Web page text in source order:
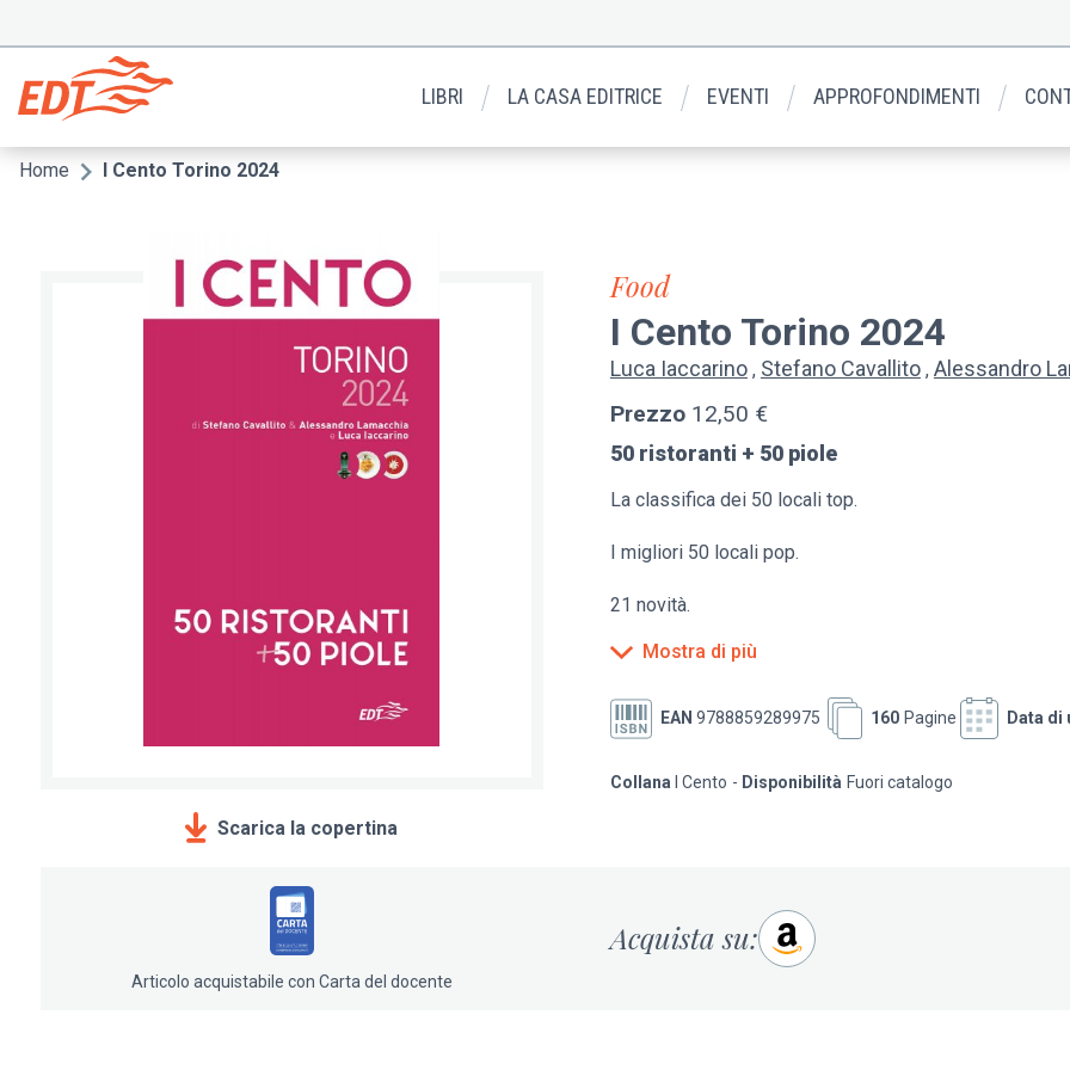
contenuto
principale
Menu
secondario
LIBRI LA CASA EDITRICE EVENTI APPROFONDIMENTI
Briciole
Home I Cento Torino 2024
Scarica la copertina
Food
I Cento Torino 2024
Luca Iaccarino Stefano Cavallito Alessandro
Prezzo 12,50 €
50 ristoranti + 50 piole
La classifica dei 50 locali top.
I migliori 50 locali pop.
21 novità.
I cinquanta migliori ristoranti per le grandi occasioni.
Mostra di più
EAN 9788859289975 Pagine
160 Data di
Collana I Cento Disponibilità Fuori catalogo
Acquista su:
Articolo acquistabile con Carta del docente